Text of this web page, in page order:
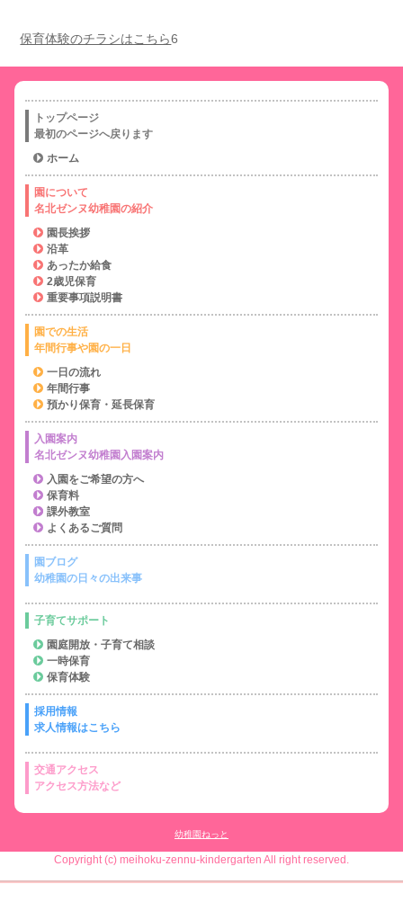
保育体験のチラシはこちら6
トップページ
最初のページへ戻ります
ホーム
園について
名北ゼンヌ幼稚園の紹介
園長挨拶
沿革
あったか給食
2歳児保育
重要事項説明書
園での生活
年間行事や園の一日
一日の流れ
年間行事
預かり保育・延長保育
入園案内
名北ゼンヌ幼稚園入園案内
入園をご希望の方へ
保育料
課外教室
よくあるご質問
園ブログ
幼稚園の日々の出来事
子育てサポート
園庭開放・子育て相談
一時保育
保育体験
採用情報
求人情報はこちら
交通アクセス
アクセス方法など
幼稚園ねっと
Copyright (c) meihoku-zennu-kindergarten All right reserved.